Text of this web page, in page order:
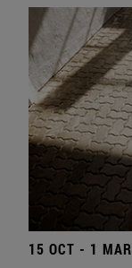
15 OCT - 1 MAR